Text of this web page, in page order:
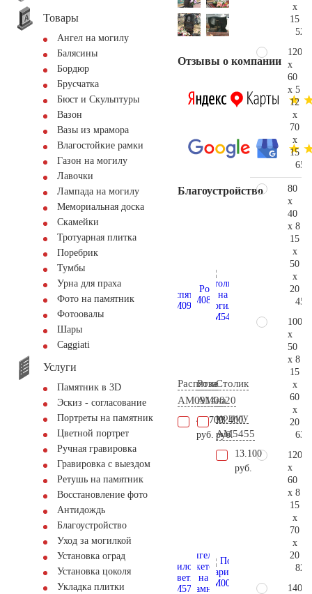
Товары
Ангел на могилу
Балясины
Бордюр
Брусчатка
Бюст и Скульптуры
Вазон
Вазы из мрамора
Влагостойкие рамки
Газон на могилу
Лавочки
Лампада на могилу
Мемориальная доска
Скамейки
Тротуарная плитка
Поребрик
Тумбы
Урна для праха
Фото на памятник
Фотоовалы
Шары
Сaggiati
Услуги
Памятник в 3D
Эскиз - согласование
Портреты на памятник
Цветной портрет
Ручная гравировка
Гравировка с выездом
Ретушь на памятник
Восстановление фото
Антидождь
Благоустройство
Уход за могилкой
Установка оград
Установка цоколя
Укладка плитки
Отзывы о компании
Благоустройство
Распятие
AM0914
43.700
руб.
Роза
AM0820
33.400
руб.
Столик
на
могилу
AM5455
13.100
руб.
x
15
120
x
60
x 5
12
x
70
x
15
80
x
40
x 8
15
x
50
x
20
100
x
50
x 8
15
x
60
x
20
120
x
60
x 8
15
x
70
x
20
140